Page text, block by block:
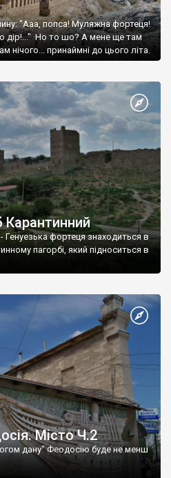
"Ааа, попса! Муляжна фортеця!
дір!..." Но то шо? А мене ще там
нічого... принаймні до цього літа.
Карантинний
Генуезька фортеця знаходиться в
пагорбі, який підноситься в
Місто Ч.2
дану" Феодосію буде не менш